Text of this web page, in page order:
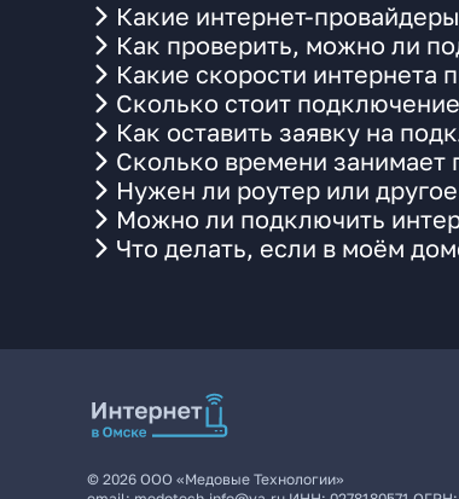
Какие интернет-
Как проверить, можно ли
Какие скорости интернета
Сколько стоит
Как оставить заявку на
Сколько времени занимает
Нужен ли роутер или
Можно ли подключить
Что делать, если в моём
© 2026 ООО «Медовые Технологии»